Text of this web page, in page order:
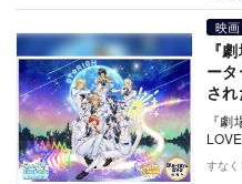
映画
『
ー
さ
『
たし
すなく